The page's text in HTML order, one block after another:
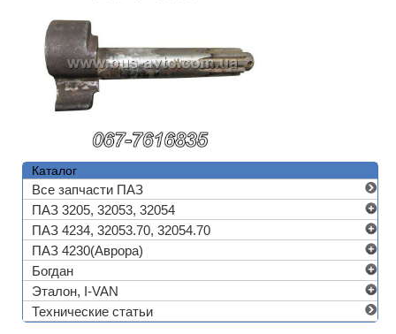
Каталог
Все запчасти ПАЗ
ПАЗ 3205, 32053, 32054
ПАЗ 4234, 32053.70, 32054.70
ПАЗ 4230(Аврора)
Богдан
Эталон, I-VAN
Технические статьи